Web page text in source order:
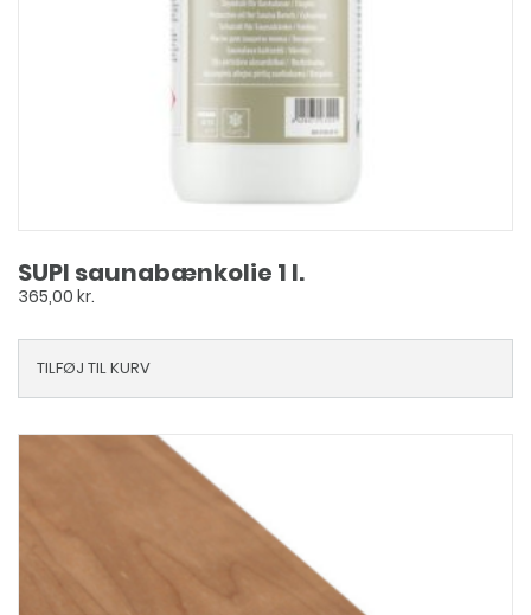
SUPI saunabænkolie 1 l.
365,00 kr.
TILFØJ TIL KURV
Dette